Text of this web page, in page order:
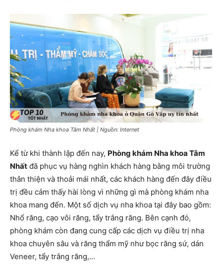
Phòng khám Nha khoa Tâm Nhất | Nguồn: Internet
Kể từ khi thành lập đến nay, Phòng khám Nha khoa Tâm
Nhất đã phục vụ hàng nghìn khách hàng bằng môi trường
thân thiện và thoải mái nhất, các khách hàng đến đây điều
trị đều cảm thấy hài lòng vì những gì mà phòng khám nha
khoa mang đến. Một số dịch vụ nha khoa tại đây bao gồm:
Nhổ răng, cạo vôi răng, tẩy trắng răng. Bên cạnh đó,
phòng khám còn đang cung cấp các dịch vụ điều trị nha
khoa chuyên sâu và răng thẩm mỹ như bọc răng sứ, dán
Veneer, tẩy trắng răng,…